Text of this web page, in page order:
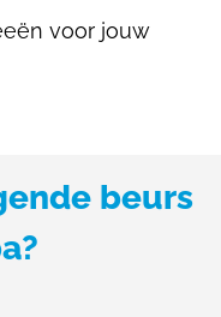
voor jouw
beurs